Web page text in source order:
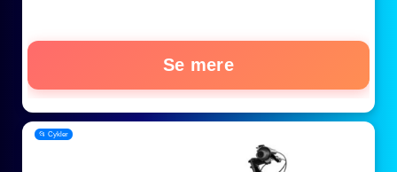
Se mere
📂 Cykler